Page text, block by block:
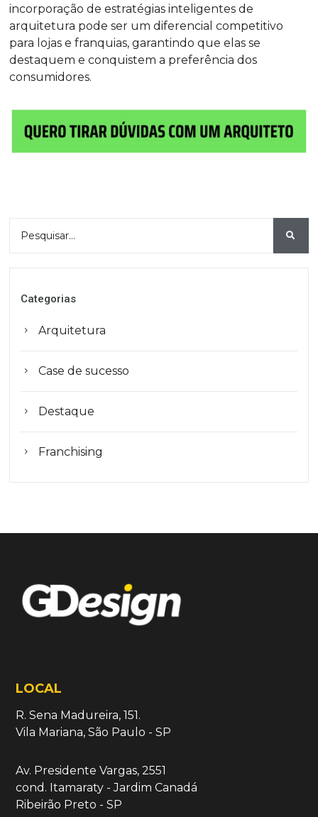
incorporação de estratégias inteligentes de
arquitetura pode ser um diferencial competitivo
para lojas e franquias, garantindo que elas se
destaquem e conquistem a preferência dos
consumidores.
Categorias
Arquitetura
Case de sucesso
Destaque
Franchising
LOCAL
R. Sena Madureira, 151.
Vila Mariana, São Paulo - SP
Av. Presidente Vargas, 2551
cond. Itamaraty - Jardim Canadá
Ribeirão Preto - SP